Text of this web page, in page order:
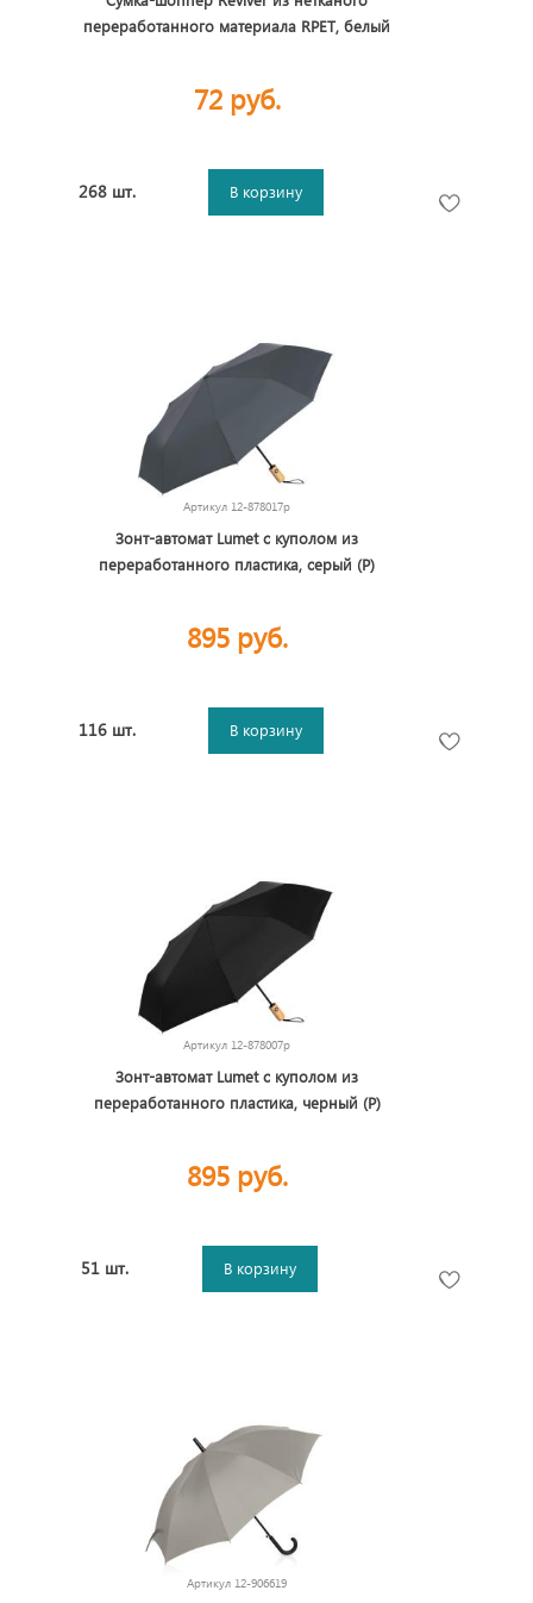
переработанного материала RPET, белый
72 руб.
268 шт. В корзину
Артикул 12-878017p
Зонт-автомат Lumet с куполом из
переработанного пластика, серый (P)
895 руб.
116 шт. В корзину
Артикул 12-878007p
Зонт-автомат Lumet с куполом из
переработанного пластика, черный (P)
895 руб.
51 шт. В корзину
Артикул 12-906619